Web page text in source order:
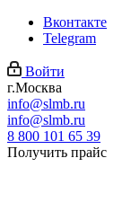
Вконтакте
Telegram
Войти
г.Москва
info@slmb.ru
info@slmb.ru
8 800 101 65 39
Получить прайс